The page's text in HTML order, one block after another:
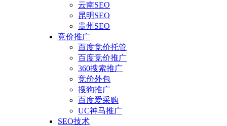
云南SEO
昆明SEO
贵州SEO
竞价推广
百度竞价托管
百度竞价推广
360搜索推广
竞价外包
搜狗推广
百度爱采购
UC神马推广
SEO技术